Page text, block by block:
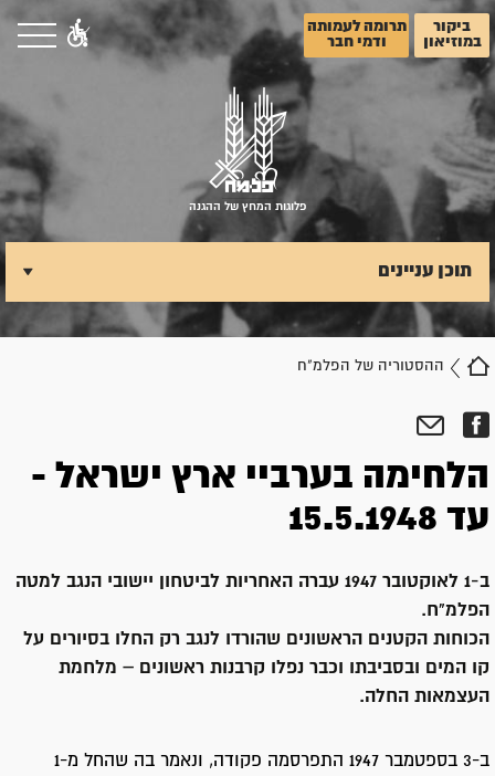
ביקור
במוזיאון
תרומה לעמותה
ודמי חבר
פלוגות המחץ של ההגנה
ההסטוריה של הפלמ"ח
תוכן עניינים
הלחימה בערביי ארץ ישראל -
עד 15.5.1948
ב-1 לאוקטובר 1947 עברה האחריות לביטחון יישובי הנגב למטה
הפלמ"ח.
הכוחות הקטנים הראשונים שהורדו לנגב רק החלו בסיורים על
קו המים ובסביבתו וכבר נפלו קרבנות ראשונים – מלחמת
העצמאות החלה.
ב-3 בספטמבר 1947 התפרסמה פקודה, ונאמר בה שהחל מ-1